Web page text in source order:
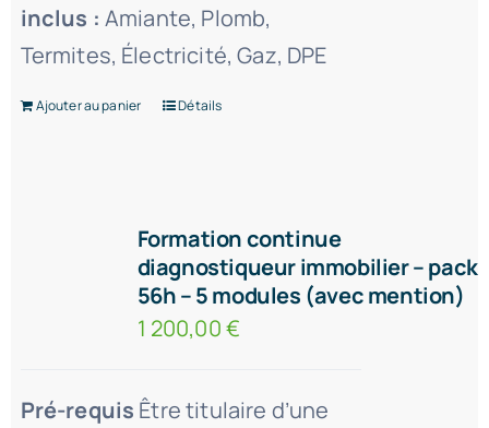
inclus : Amiante, Plomb,
Termites, Électricité, Gaz, DPE
Ajouter au panier Détails
Formation continue
diagnostiqueur immobilier – pack
56h – 5 modules (avec mention)
1 200,00€
Pré-requis Être titulaire d’une